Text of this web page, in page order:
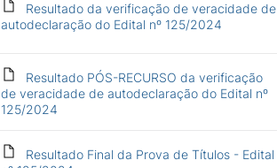
Resultado da verificação de veracidade de
autodeclaração do Edital nº 125/2024
Resultado PÓS-RECURSO da verificação
de veracidade de autodeclaração do Edital nº
125/2024
Resultado Final da Prova de Títulos - Edital